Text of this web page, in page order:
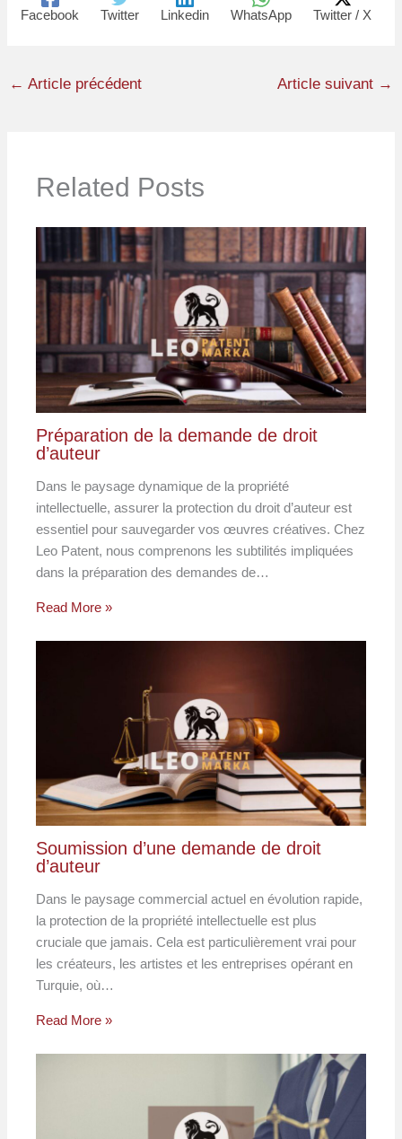
Facebook Twitter Linkedin WhatsApp Twitter / X
← Article précédent Article suivant →
Related Posts
Préparation de la demande de droit
d’auteur
Dans le paysage dynamique de la propriété
intellectuelle, assurer la protection du droit d’auteur est
essentiel pour sauvegarder vos œuvres créatives. Chez
Leo Patent, nous comprenons les subtilités impliquées
dans la préparation des demandes de…
Read More »
Soumission d’une demande de droit
d’auteur
Dans le paysage commercial actuel en évolution rapide,
la protection de la propriété intellectuelle est plus
cruciale que jamais. Cela est particulièrement vrai pour
les créateurs, les artistes et les entreprises opérant en
Turquie, où…
Read More »